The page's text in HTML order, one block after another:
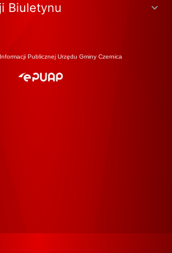
Biuletynu
Publicznej Urzędu Gminy Czernica